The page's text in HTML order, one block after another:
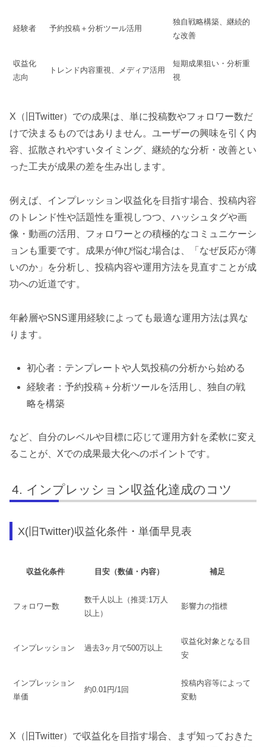
経験者 予約投稿＋分析ツール活用
独自戦略構築、継続的
な改善
収益化
志向
トレンド内容重視、メディア活用
短期成果狙い・分析重
視
X（旧Twitter）での成果は、単に投稿数やフォロワー数だ
けで決まるものではありません。ユーザーの興味を引く内
容、拡散されやすいタイミング、継続的な分析・改善とい
った工夫が成果の差を生み出します。
例えば、インプレッション収益化を目指す場合、投稿内容
のトレンド性や話題性を重視しつつ、ハッシュタグや画
像・動画の活用、フォロワーとの積極的なコミュニケーシ
ョンも重要です。成果が伸び悩む場合は、「なぜ反応が薄
いのか」を分析し、投稿内容や運用方法を見直すことが成
功への近道です。
年齢層やSNS運用経験によっても最適な運用方法は異な
ります。
初心者：テンプレートや人気投稿の分析から始める
経験者：予約投稿＋分析ツールを活用し、独自の戦
略を構築
など、自分のレベルや目標に応じて運用方針を柔軟に変え
ることが、Xでの成果最大化へのポイントです。
インプレッション収益化達成のコツ
X(旧Twitter)収益化条件・単価早見表
収益化条件 目安（数値・内容） 補足
フォロワー数
数千人以上（推奨:1万人
以上）
影響力の指標
インプレッション 過去3ヶ月で500万以上
収益化対象となる目
安
インプレッション
単価
約0.01円/1回
投稿内容等によって
変動
X（旧Twitter）で収益化を目指す場合、まず知っておきた